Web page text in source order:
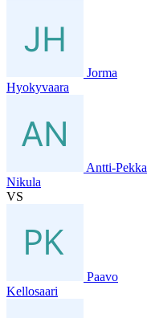
Jorma
Hyokyvaara
Antti-Pekka
Nikula
VS
Paavo
Kellosaari